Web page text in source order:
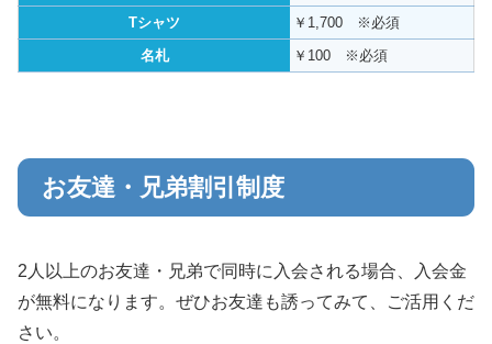
Tシャツ
￥1,700 ※必須
名札
￥100 ※必須
お友達・兄弟割引制度
2人以上のお友達・兄弟で同時に入会される場合、入会金
が無料になります。ぜひお友達も誘ってみて、ご活用くだ
さい。